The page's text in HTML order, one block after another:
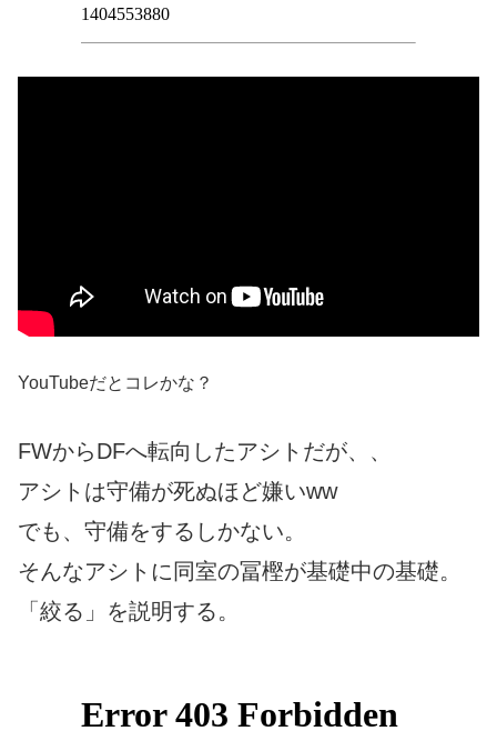
YouTubeだとコレかな？
FWからDFへ転向したアシトだが、、
アシトは守備が死ぬほど嫌いww
でも、守備をするしかない。
そんなアシトに同室の冨樫が基礎中の基礎。
「絞る」を説明する。